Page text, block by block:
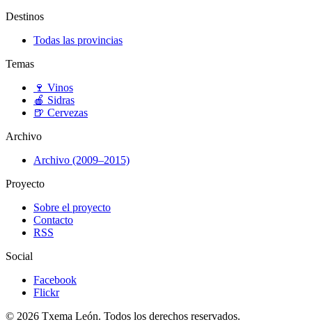
Destinos
Todas las provincias
Temas
🍷 Vinos
🍎 Sidras
🍺 Cervezas
Archivo
Archivo (2009–2015)
Proyecto
Sobre el proyecto
Contacto
RSS
Social
Facebook
Flickr
© 2026 Txema León. Todos los derechos reservados.